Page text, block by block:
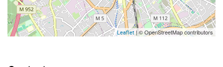
Leaflet | © OpenStreetMap contributors